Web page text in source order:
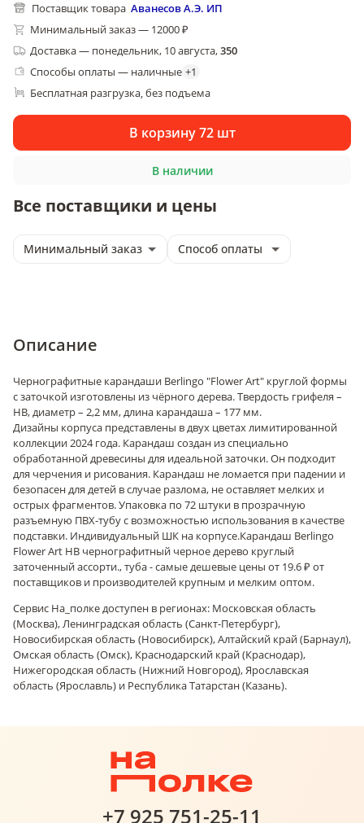
Поставщик товара Аванесов А.Э. ИП
Минимальный заказ — 12000 ₽
Доставка— понедельник, 10 августа,350
Способы оплаты — наличные +1
Бесплатная разгрузка, без подъема
В корзину 72 шт
В наличии
Все поставщики и цены
Минимальный заказ Способ оплаты
Описание
Чернографитные карандаши Berlingo "Flower Art" круглой формы
с заточкой изготовлены из чёрного дерева. Твердость грифеля –
HB, диаметр – 2,2 мм, длина карандаша – 177 мм.
Дизайны корпуса представлены в двух цветах лимитированной
коллекции 2024 года. Карандаш создан из специально
обработанной древесины для идеальной заточки. Он подходит
для черчения и рисования. Карандаш не ломается при падении и
безопасен для детей в случае разлома, не оставляет мелких и
острых фрагментов. Упаковка по 72 штуки в прозрачную
разъемную ПВХ-тубу с возможностью использования в качестве
подставки. Индивидуальный ШК на корпусе.Карандаш Berlingo
Flower Art HB чернографитный черное дерево круглый
заточенный ассорти., туба - самые дешевые цены от 19.6 ₽ от
поставщиков и производителей крупным и мелким оптом.
Сервис На_полке доступен в регионах: Московская область
(Москва), Ленинградская область (Санкт-Петербург),
Новосибирская область (Новосибирск), Алтайский край (Барнаул),
Омская область (Омск), Краснодарский край (Краснодар),
Нижегородская область (Нижний Новгород), Ярославская
область (Ярославль) и Республика Татарстан (Казань).
+7 925 751-25-11